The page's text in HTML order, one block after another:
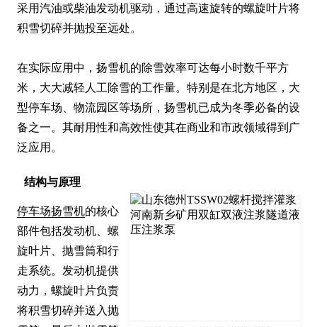
采用汽油或柴油发动机驱动，通过高速旋转的螺旋叶片将
积雪切碎并抛投至远处。
在实际应用中，扬雪机的除雪效率可达每小时数千平方
米，大大减轻人工除雪的工作量。特别是在北方地区，大
型停车场、物流园区等场所，扬雪机已成为冬季必备的设
备之一。其耐用性和高效性使其在商业和市政领域得到广
泛应用。
结构与原理
停车场扬雪机的核心
部件包括发动机、螺
旋叶片、抛雪筒和行
走系统。发动机提供
动力，螺旋叶片负责
将积雪切碎并送入抛